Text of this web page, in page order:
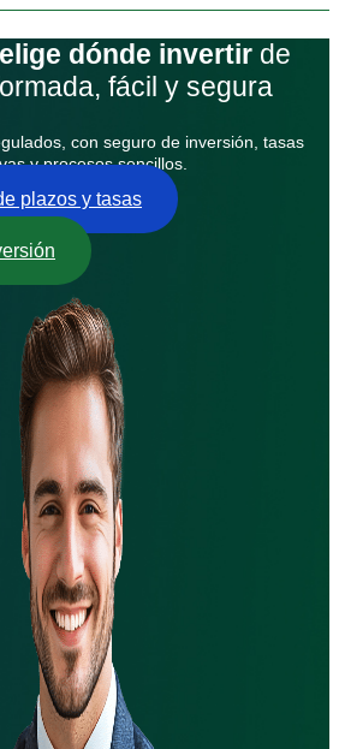
dónde invertir de
fácil y segura
con seguro de inversión, tasas
y procesos sencillos.
plazos y tasas